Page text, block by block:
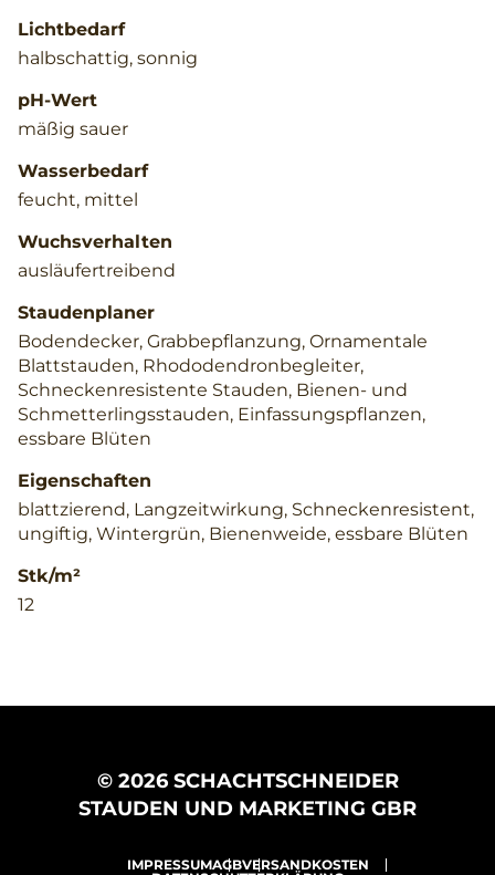
Lichtbedarf
halbschattig, sonnig
pH-Wert
mäßig sauer
Wasserbedarf
feucht, mittel
Wuchsverhalten
ausläufertreibend
Staudenplaner
Bodendecker, Grabbepflanzung, Ornamentale
Blattstauden, Rhododendronbegleiter,
Schneckenresistente Stauden, Bienen- und
Schmetterlingsstauden, Einfassungspflanzen,
essbare Blüten
Eigenschaften
blattzierend, Langzeitwirkung, Schneckenresistent,
ungiftig, Wintergrün, Bienenweide, essbare Blüten
Stk/m²
12
© 2026 SCHACHTSCHNEIDER
STAUDEN UND MARKETING GBR
IMPRESSUMAGBVERSANDKOSTEN